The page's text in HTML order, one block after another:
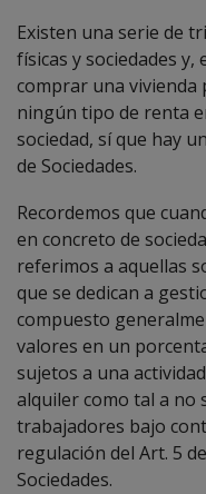
Existen una serie de
físicas y sociedades y,
comprar una
ningún tipo de renta
sociedad, sí que hay
de Sociedades.
Recordemos que
en concreto de
referimos a aquellas
que se dedican a
compuesto
valores en un
sujetos a una
alquiler como tal a no
trabajadores bajo
regulación del Art. 5
Sociedades.